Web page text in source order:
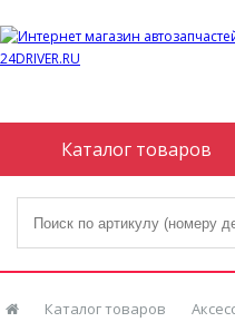
Каталог товаров
Каталог товаров